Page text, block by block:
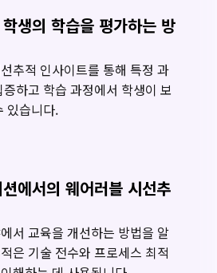
생의 학습을 평가하는 방
추적 인사이트를 통해 특정 과
하고 학습 과정에서 학생이 보
있습니다.
에서의 웨어러블 시선추
서 교육을 개선하는 방법을 알
은 기술 전수와 프로세스 최적